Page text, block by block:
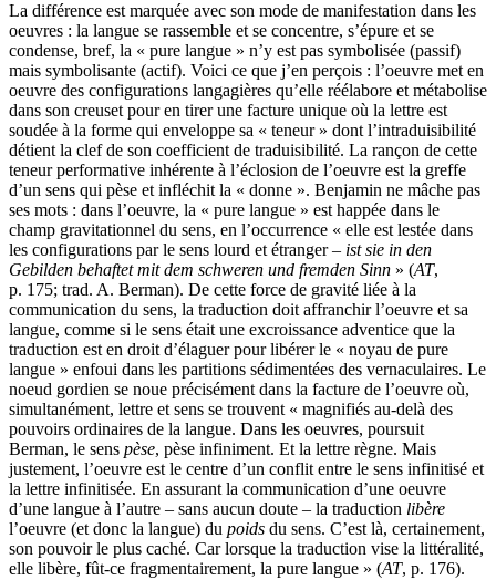
La différence est marquée avec son mode de manifestation dans les
oeuvres : la langue se rassemble et se concentre, s’épure et se
condense, bref, la « pure langue » n’y est pas symbolisée (passif)
mais symbolisante (actif). Voici ce que j’en perçois : l’oeuvre met en
oeuvre des configurations langagières qu’elle réélabore et métabolise
dans son creuset pour en tirer une facture unique où la lettre est
soudée à la forme qui enveloppe sa « teneur » dont l’intraduisibilité
détient la clef de son coefficient de traduisibilité. La rançon de cette
teneur performative inhérente à l’éclosion de l’oeuvre est la greffe
d’un sens qui pèse et infléchit la « donne ». Benjamin ne mâche pas
ses mots : dans l’oeuvre, la « pure langue » est happée dans le
champ gravitationnel du sens, en l’occurrence « elle est lestée dans
les configurations par le sens lourd et étranger – ist sie in den
Gebilden behaftet mit dem schweren und fremden Sinn » (AT,
p. 175; trad. A. Berman). De cette force de gravité liée à la
communication du sens, la traduction doit affranchir l’oeuvre et sa
langue, comme si le sens était une excroissance adventice que la
traduction est en droit d’élaguer pour libérer le « noyau de pure
langue » enfoui dans les partitions sédimentées des vernaculaires. Le
noeud gordien se noue précisément dans la facture de l’oeuvre où,
simultanément, lettre et sens se trouvent « magnifiés au-delà des
pouvoirs ordinaires de la langue. Dans les oeuvres, poursuit
Berman, le sens pèse, pèse infiniment. Et la lettre règne. Mais
justement, l’oeuvre est le centre d’un conflit entre le sens infinitisé et
la lettre infinitisée. En assurant la communication d’une oeuvre
d’une langue à l’autre – sans aucun doute – la traduction libère
l’oeuvre (et donc la langue) du poids du sens. C’est là, certainement,
son pouvoir le plus caché. Car lorsque la traduction vise la littéralité,
elle libère, fût-ce fragmentairement, la pure langue » (AT, p. 176).